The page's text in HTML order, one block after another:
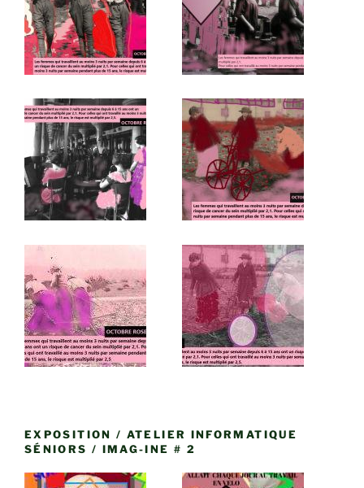
EXPOSITION / ATELIER INFORMATIQUE
SÉNIORS / IMAG-INE # 2